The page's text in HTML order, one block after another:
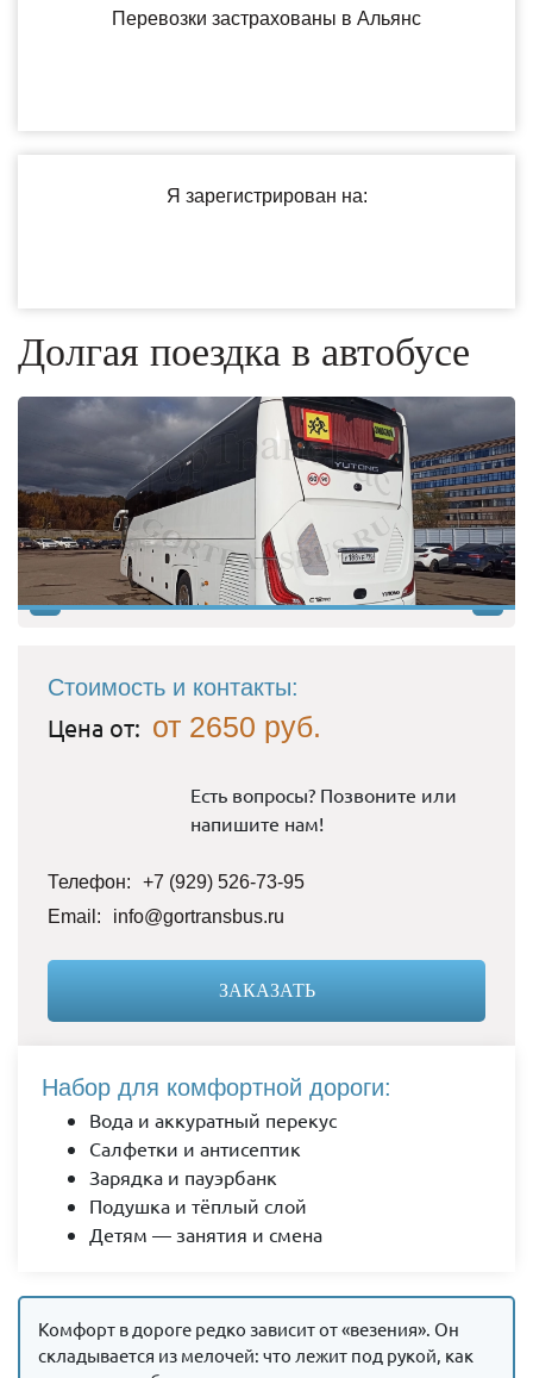
Долгая поездка в автобусе
Стоимость и контакты:
Цена от: от 2650 руб.
Есть вопросы? Позвоните или
напишите нам!
Телефон:
+7 (929) 526-73-95
Email:
info@gortransbus.ru
ЗАКАЗАТЬ
Набор для комфортной дороги:
Вода и аккуратный перекус
Салфетки и антисептик
Зарядка и пауэрбанк
Подушка и тёплый слой
Детям — занятия и смена
Комфорт в дороге редко зависит от «везения». Он
складывается из мелочей: что лежит под рукой, как